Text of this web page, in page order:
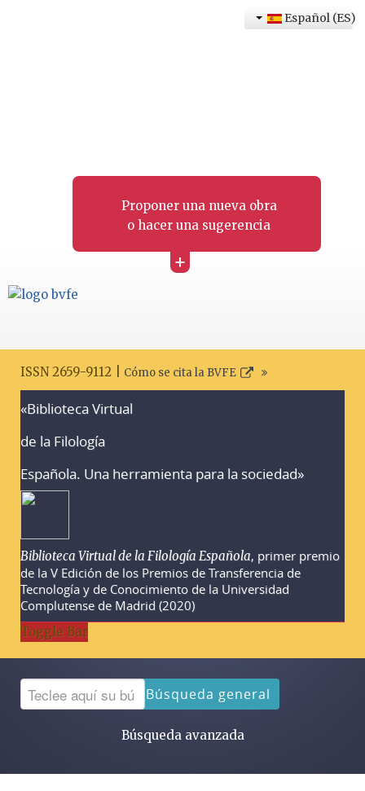
Proponer una nueva obra
o hacer una sugerencia
+
Español (ES)
ISSN 2659-9112 | Cómo se cita la BVFE
«Biblioteca Virtual
de la Filología
Española. Una herramienta para la sociedad»
Biblioteca Virtual de la Filología Española, primer premio
de la V Edición de los Premios de Transferencia de
Tecnología y de Conocimiento de la Universidad
Complutense de Madrid (2020)
Toggle Bar
Búsqueda general
Búsqueda avanzada